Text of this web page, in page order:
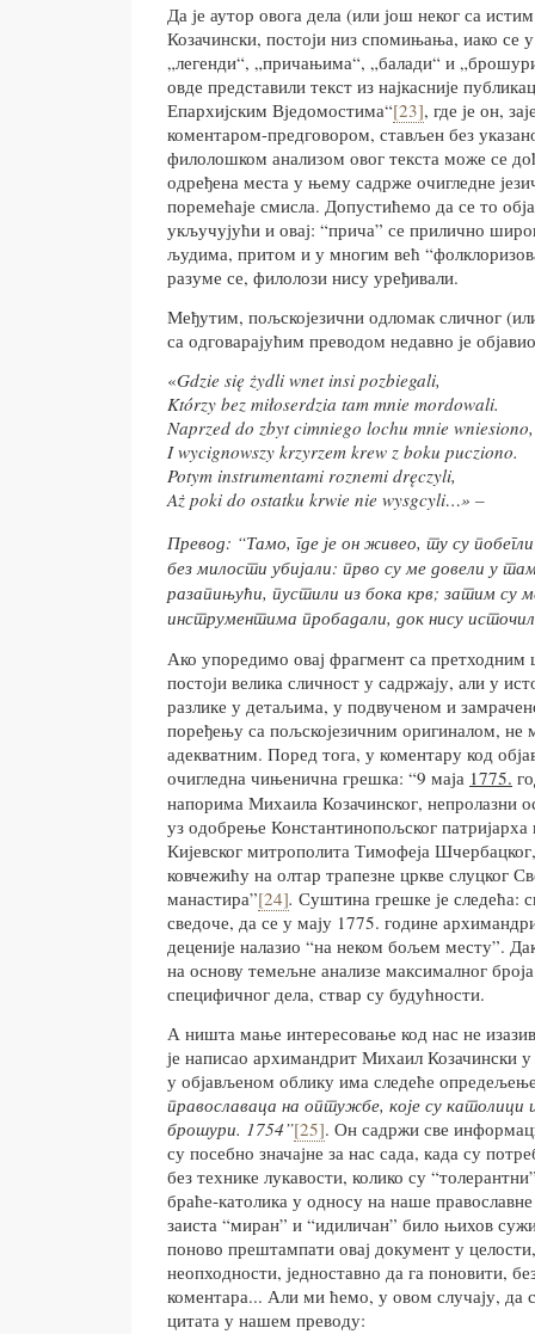
Да је аутор овога дела (или још неког са
Козачински, постоји низ спомињања, иако се
„легенди“, „причањима“, „балади“ и
овде представили текст из најкасније
Епархијским Вједомостима“[23], где је он,
коментаром-предговором, стављен без
филолошком анализом овог текста може се
одређена места у њему садрже очигледне
поремећаје смисла. Допустићемо да се то
укључујући и овај: “прича” се прилично
људима, притом и у многим већ
разуме се, филолози нису уређивали.
Међутим, пољскојезични одломак сличног
са одговарајућим преводом недавно је
«Gdzie się żydli wnet insi pozbiegali,
Którzy bez miłoserdzia tam mnie mordowali.
Naprzed do zbyt cimniego lochu mnie wniesiono,
I wycignowszy krzyrzem krew z boku pucziono.
Potym instrumentami roznemi dręczyli,
Aż poki do ostatku krwie nie wysgcyli…» ­–
Превод: “Тамо, где је он живео, ту су
без милости убијали: прво су ме довели у
разапињући, пустили из бока крв; затим су
инструментима пробадали, док нису
Ако упоредимо овај фрагмент са претходним
постоји велика сличност у садржају, али у
разлике у детаљима, у подвученом и
поређењу са пољскојезичним оригиналом, не
адекватним. Поред тога, у коментару код
очигледна чињенична грешка: “9 маја 1775.
напорима Михаила Козачинског, непролазни
уз одобрење Константинопољског патријарха
Кијевског митрополита Тимофеја
ковчежићу на олтар трапезне цркве слуцког
манастира”[24]. Суштина грешке је следећа:
сведоче, да се у мају 1775. године
деценије налазио “на неком бољем месту”.
на основу темељне анализе максималног
специфичног дела, ствар су будућности.
А ништа мање интересовање код нас не
је написао архимандрит Михаил Козачински
у објављеном облику има следеће
православаца на оптужбе, које су католици
брошури. 1754”[25]. Он садржи све
су посебно значајне за нас сада, када су
без технике лукавости, колико су
браће-католика у односу на наше православне
заиста “миран” и “идиличан” било њихов
поново прештампати овај документ у
неопходности, једноставно да га поновити,
коментара... Али ми ћемо, у овом случају, да
цитата у нашем преводу: